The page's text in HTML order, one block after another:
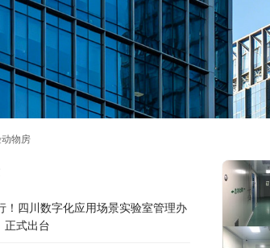
物房
！四川数字化应用场景实验室管理办
正式出台